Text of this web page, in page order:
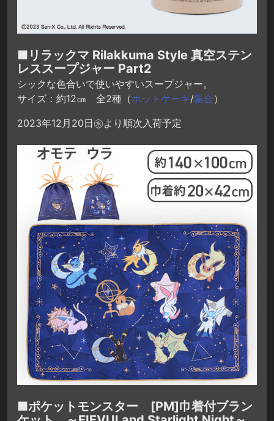
■リラックマ Rilakkuma Style 真空ステン
レススープジャー Part2
シックな色合いで使いやすいスープジャー。
サイズ：約12㎝ 全2種（ホットケーキ/集合）
2023年12月20日㊌より順次入荷予定
■ポケットモンスター [PM]巾着付ブラン